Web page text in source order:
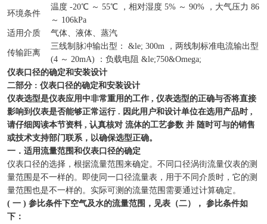
环境条件
温度 -20℃ ～ 55℃ ，相对湿度 5% ～ 90% ，大气压力 86
～ 106kPa
适用介质
气体、液体、蒸汽
传输距离
三线制脉冲输出型： &le; 300m ，两线制标准电流输出型
(4 ～ 20mA) ：负载电阻 &le;750&Omega;
仪表口径的确定和安装设计
二部分 : 仪表口径的确定和安装设计
仪表选型是仪表应用中非常重用的工作 , 仪表选型的正确与否将直接
影响到仪表是否能够正常运行 . 因此用户和设计单位在选用产品时 ,
请仔细阅读本节资料 , 认真核对 流体的工艺参数 并 随时可与的销售
或技术支持部门联系，以确保选型正确。
一．适用流量范围和仪表口径的确定
仪表口径的选择，根据流量范围来确定。不同口径涡街流量仪表的测
量范围是不一样的。即使同一口径流量表，用于不同介质时，它的测
量范围也是不一样的。实际可测的流量范围需要通过计算确定。
( 一 ) 参比条件下空气及水的流量范围，见表（二）， 参比条件如
下：